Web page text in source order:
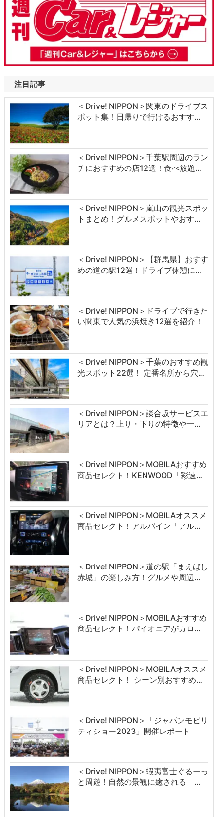
注目記事
＜Drive! NIPPON＞関東のドライブス
ポット集！日帰りで行けるおすす…
＜Drive! NIPPON＞千葉駅周辺のラン
チにおすすめの店12選！食べ放題…
＜Drive! NIPPON＞嵐山の観光スポッ
トまとめ！グルメスポットやおす…
＜Drive! NIPPON＞【群馬県】おすす
めの道の駅12選！ドライブ休憩に…
＜Drive! NIPPON＞ドライブで行きた
い関東で人気の浜焼き12選を紹介！
＜Drive! NIPPON＞千葉のおすすめ観
光スポット22選！ 定番名所から穴…
＜Drive! NIPPON＞談合坂サービスエ
リアとは？上り・下りの特徴や一…
＜Drive! NIPPON＞MOBILAおすすめ
商品セレクト！KENWOOD「彩速…
＜Drive! NIPPON＞MOBILAオススメ
商品セレクト！アルパイン「アル…
＜Drive! NIPPON＞道の駅「まえばし
赤城」の楽しみ方！グルメや周辺…
＜Drive! NIPPON＞MOBILAおすすめ
商品セレクト！パイオニアがカロ…
＜Drive! NIPPON＞MOBILAオススメ
商品セレクト！ シーン別おすすめ…
＜Drive! NIPPON＞「ジャパンモビリ
ティショー2023」開催レポート
＜Drive! NIPPON＞蝦夷富士ぐるーっ
と周遊！自然の景観に癒される …